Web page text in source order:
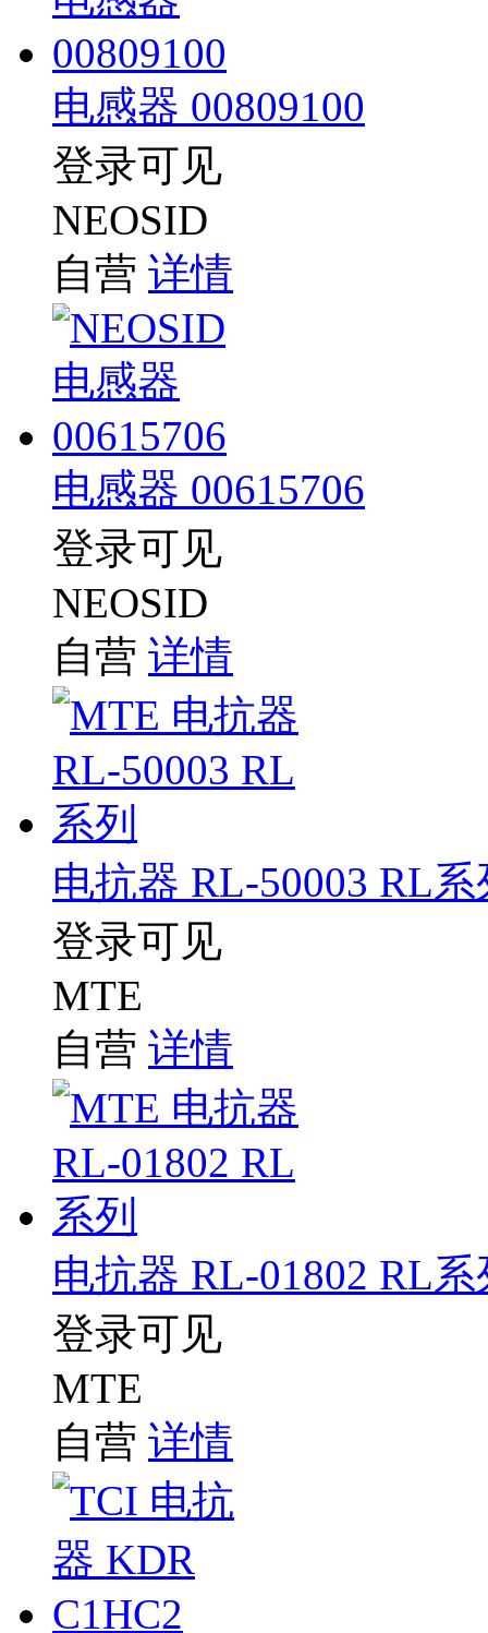
电感器 00809100
登录可见
NEOSID
自营 详情
电感器 00615706
登录可见
NEOSID
自营 详情
电抗器 RL-50003 RL系
登录可见
MTE
自营 详情
电抗器 RL-01802 RL系
登录可见
MTE
自营 详情